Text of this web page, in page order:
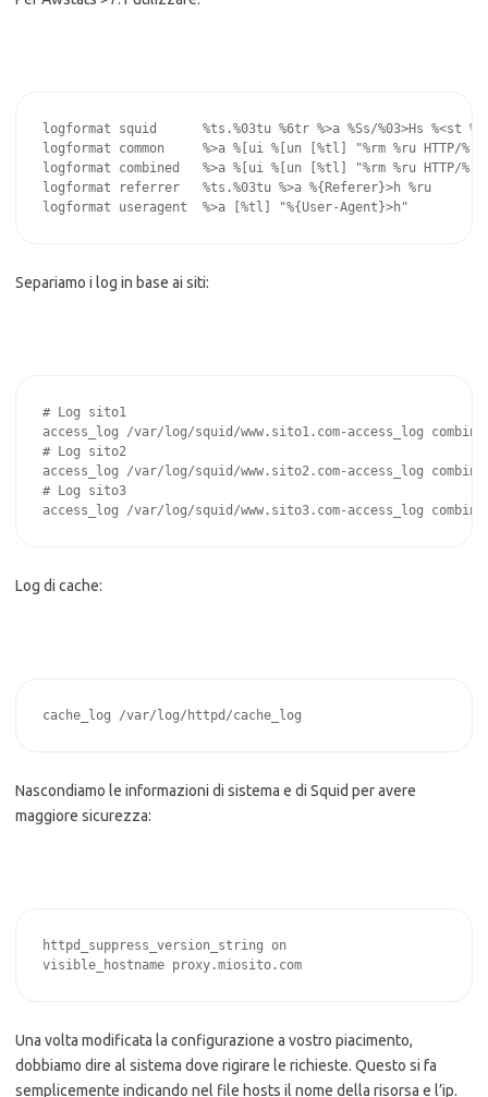
logformat squid      %ts.%03tu %6tr %>a %Ss/%03>Hs %<st %rm
logformat common     %>a %[ui %[un [%tl] "%rm %ru HTTP/%rv"
logformat combined   %>a %[ui %[un [%tl] "%rm %ru HTTP/
logformat referrer   %ts.%03tu %>a %{Referer}>h %ru
logformat useragent  %>a [%tl] "%{User-Agent}>h"
Separiamo i log in base ai siti:
# Log sito1
access_log /var/log/squid/www.sito1.com-access_log
# Log sito2
access_log /var/log/squid/www.sito2.com-access_log
# Log sito3
access_log /var/log/squid/www.sito3.com-access_log
Log di cache:
cache_log /var/log/httpd/cache_log
Nascondiamo le informazioni di sistema e di Squid per avere
maggiore sicurezza:
httpd_suppress_version_string on
visible_hostname proxy.miosito.com
Una volta modificata la configurazione a vostro piacimento,
dobbiamo dire al sistema dove rigirare le richieste. Questo si fa
semplicemente indicando nel file hosts il nome della risorsa e l’ip.